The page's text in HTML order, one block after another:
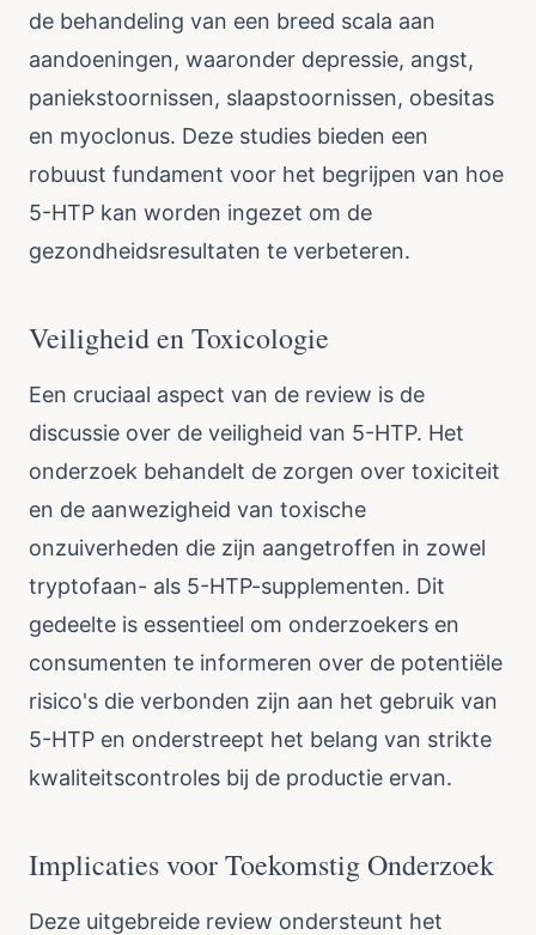
de behandeling van een breed scala aan
aandoeningen, waaronder depressie, angst,
paniekstoornissen, slaapstoornissen, obesitas
en myoclonus. Deze studies bieden een
robuust fundament voor het begrijpen van hoe
5-HTP kan worden ingezet om de
gezondheidsresultaten te verbeteren.
Veiligheid en Toxicologie
Een cruciaal aspect van de review is de
discussie over de veiligheid van 5-HTP. Het
onderzoek behandelt de zorgen over toxiciteit
en de aanwezigheid van toxische
onzuiverheden die zijn aangetroffen in zowel
tryptofaan- als 5-HTP-supplementen. Dit
gedeelte is essentieel om onderzoekers en
consumenten te informeren over de potentiële
risico's die verbonden zijn aan het gebruik van
5-HTP en onderstreept het belang van strikte
kwaliteitscontroles bij de productie ervan.
Implicaties voor Toekomstig Onderzoek
Deze uitgebreide review ondersteunt het